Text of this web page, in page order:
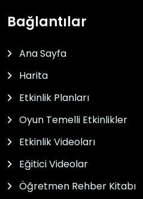
Bağlantılar
Ana Sayfa
Harita
Etkinlik Planları
Oyun Temelli Etkinlikler
Etkinlik Videoları
Eğitici Videolar
Öğretmen Rehber Kitabı